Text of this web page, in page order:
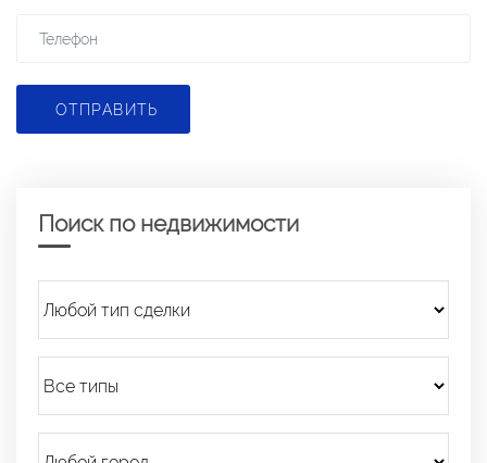
ОТПРАВИТЬ
Поиск по недвижимости